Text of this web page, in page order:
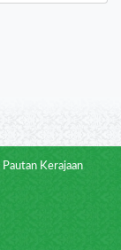
Pautan Kerajaan